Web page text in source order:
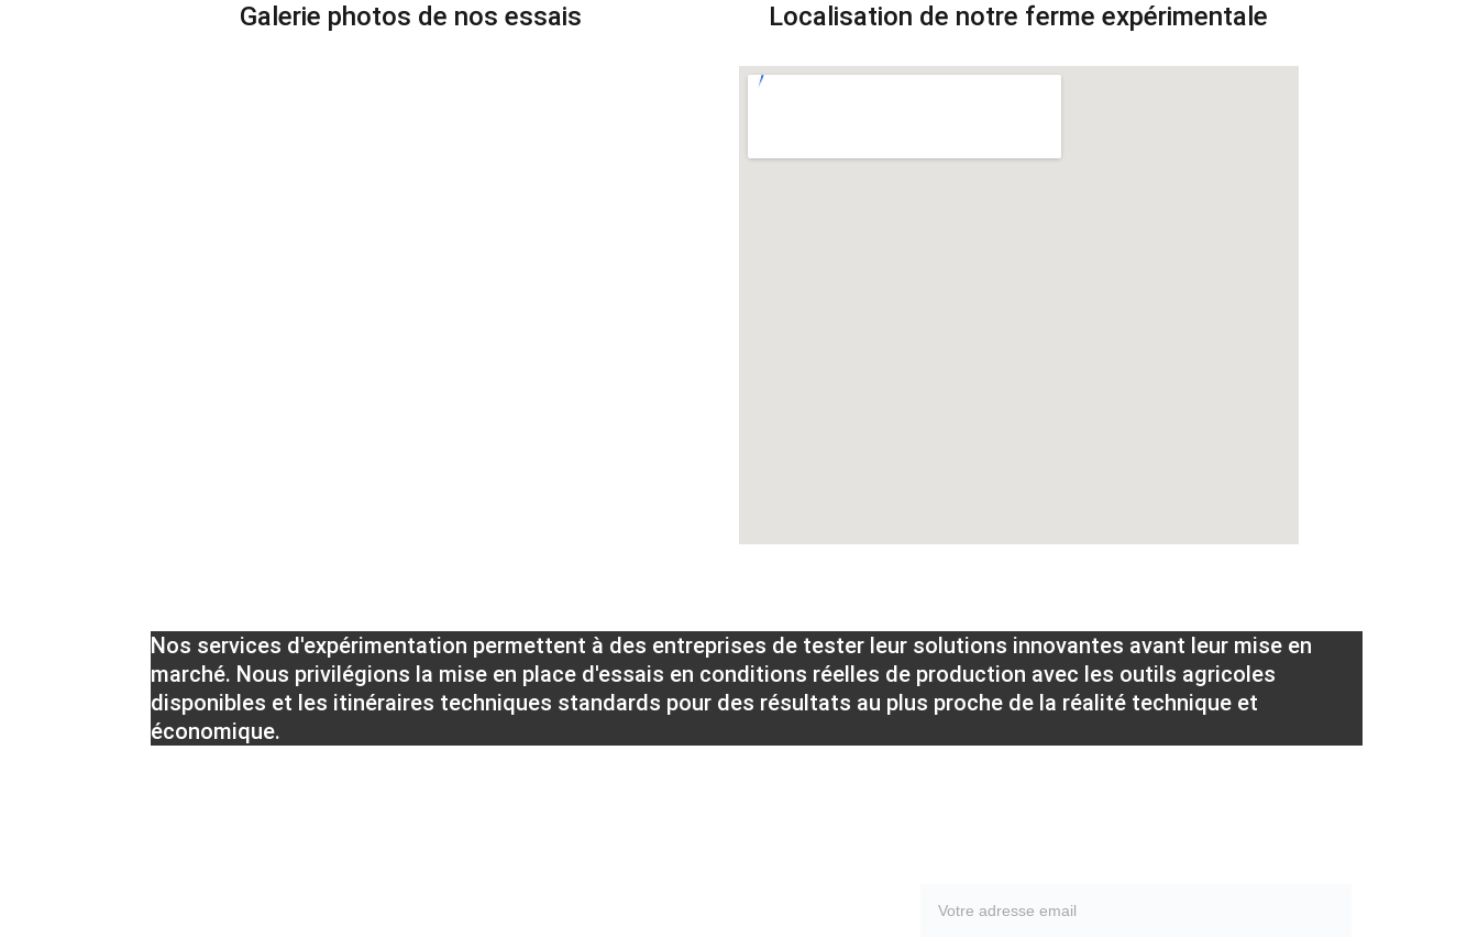
Nos services d'expérimentation permettent à des entreprises de tester leur solutions innovantes avant leur mise en
marché. Nous privilégions la mise en place d'essais en conditions réelles de production avec les outils agricoles
disponibles et les itinéraires techniques standards pour des résultats au plus proche de la réalité technique et
économique.
Galerie photos de nos essais Localisation de notre ferme expérimentale